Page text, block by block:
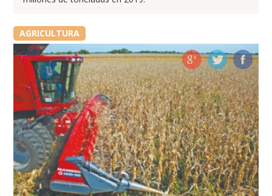
AGRICULTURA